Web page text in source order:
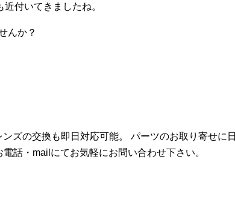
付いてきましたね。
んか？
ズの交換も即日対応可能。 パーツのお取り寄せに日
話・mailにてお気軽にお問い合わせ下さい。